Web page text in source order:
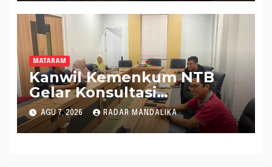
MATARAM
Kanwil Kemenkum NTB
Gelar Konsultasi
Penghitungan Kebutuhan
Formasi JF Perancang
Peraturan Perundang-
AGU 7, 2026 RADAR MANDALIKA